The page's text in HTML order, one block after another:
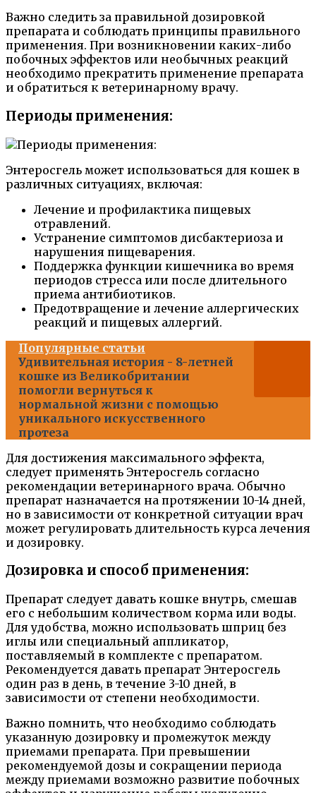
Важно следить за правильной дозировкой
препарата и соблюдать принципы правильного
применения. При возникновении каких-либо
побочных эффектов или необычных реакций
необходимо прекратить применение препарата
и обратиться к ветеринарному врачу.
Периоды применения:
Энтеросгель может использоваться для кошек в
различных ситуациях, включая:
Лечение и профилактика пищевых
отравлений.
Устранение симптомов дисбактериоза и
нарушения пищеварения.
Поддержка функции кишечника во время
периодов стресса или после длительного
приема антибиотиков.
Предотвращение и лечение аллергических
реакций и пищевых аллергий.
Популярные статьи
Удивительная история - 8-летней
кошке из Великобритании
помогли вернуться к
нормальной жизни с помощью
уникального искусственного
протеза
Для достижения максимального эффекта,
следует применять Энтеросгель согласно
рекомендации ветеринарного врача. Обычно
препарат назначается на протяжении 10-14 дней,
но в зависимости от конкретной ситуации врач
может регулировать длительность курса лечения
и дозировку.
Дозировка и способ применения:
Препарат следует давать кошке внутрь, смешав
его с небольшим количеством корма или воды.
Для удобства, можно использовать шприц без
иглы или специальный аппликатор,
поставляемый в комплекте с препаратом.
Рекомендуется давать препарат Энтеросгель
один раз в день, в течение 3-10 дней, в
зависимости от степени необходимости.
Важно помнить, что необходимо соблюдать
указанную дозировку и промежуток между
приемами препарата. При превышении
рекомендуемой дозы и сокращении периода
между приемами возможно развитие побочных